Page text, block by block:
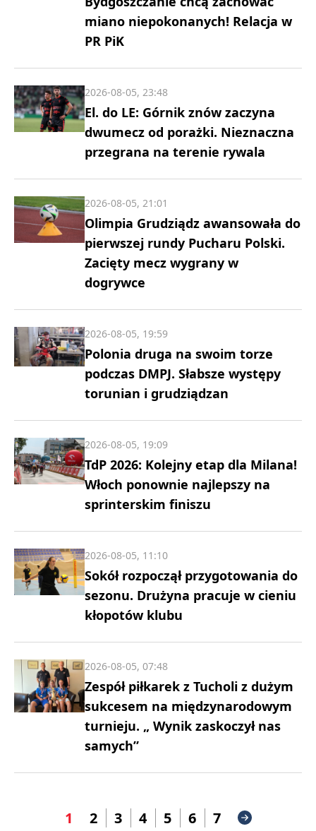
miano niepokonanych! Relacja w
PR PiK
El. do LE: Górnik znów zaczyna
dwumecz od porażki. Nieznaczna
przegrana na terenie rywala
2026-08-05, 23:48
Olimpia Grudziądz awansowała do
pierwszej rundy Pucharu Polski.
Zacięty mecz wygrany w
dogrywce
2026-08-05, 21:01
Polonia druga na swoim torze
podczas DMPJ. Słabsze występy
torunian i grudziądzan
2026-08-05, 19:59
TdP 2026: Kolejny etap dla Milana!
Włoch ponownie najlepszy na
sprinterskim finiszu
2026-08-05, 19:09
Sokół rozpoczął przygotowania do
sezonu. Drużyna pracuje w cieniu
kłopotów klubu
2026-08-05, 11:10
Zespół piłkarek z Tucholi z dużym
sukcesem na międzynarodowym
turnieju. „ Wynik zaskoczył nas
samych”
2026-08-05, 07:48
1 2 3 4 5 6 7